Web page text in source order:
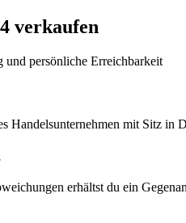
verkaufen
persönliche Erreichbarkeit
Handelsunternehmen mit Sitz
erhältst du ein